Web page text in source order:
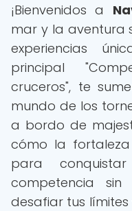
¡Bienvenidos a
mar y la aventura
experiencias
principal
cruceros", te
mundo de los
a bordo de
cómo la
para
competencia
desafiar tus